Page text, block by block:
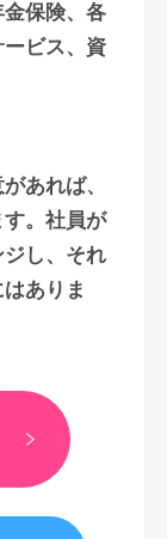
金保険、各
ビス、資
あれば、
。社員が
し、それ
ありま